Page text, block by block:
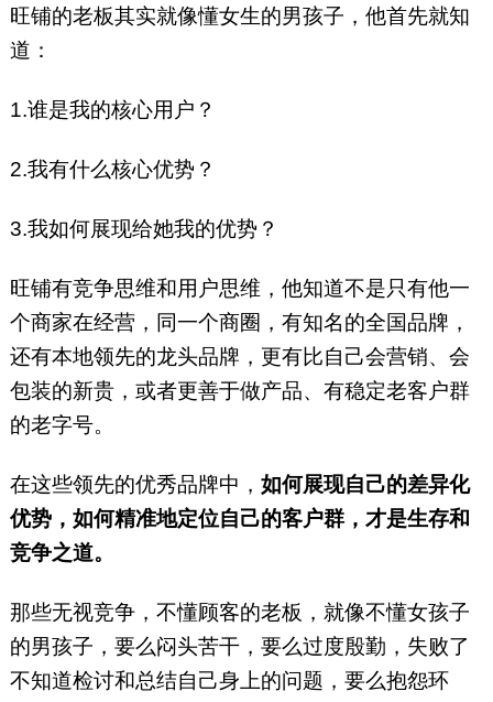
旺铺的老板其实就像懂女生的男孩子，他首先就知
道：
1.谁是我的核心用户？
2.我有什么核心优势？
3.我如何展现给她我的优势？
旺铺有竞争思维和用户思维，他知道不是只有他一
个商家在经营，同一个商圈，有知名的全国品牌，
还有本地领先的龙头品牌，更有比自己会营销、会
包装的新贵，或者更善于做产品、有稳定老客户群
的老字号。
在这些领先的优秀品牌中， 如何展现自己的差异化
优势，如何精准地定位自己的客户群，才是生存和
竞争之道。
那些无视竞争，不懂顾客的老板，就像不懂女孩子
的男孩子，要么闷头苦干，要么过度殷勤，失败了
不知道检讨和总结自己身上的问题，要么抱怨环